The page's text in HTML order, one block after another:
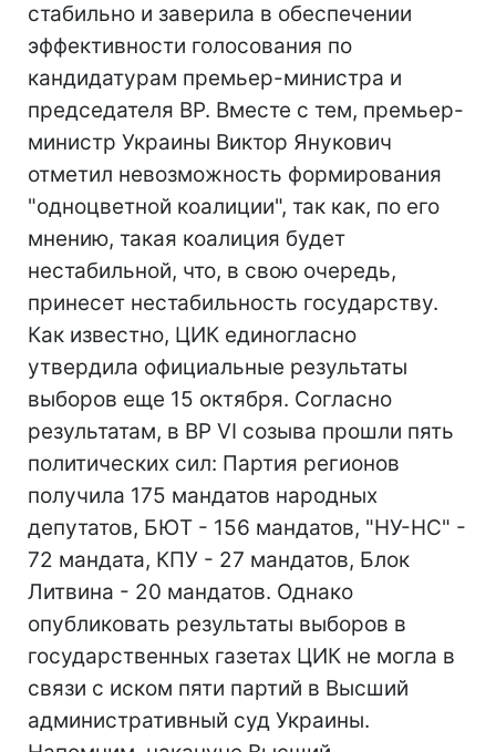
стабильно и заверила в обеспечении
эффективности голосования по
кандидатурам премьер-министра и
председателя ВР. Вместе с тем, премьер-
министр Украины Виктор Янукович
отметил невозможность формирования
"одноцветной коалиции", так как, по его
мнению, такая коалиция будет
нестабильной, что, в свою очередь,
принесет нестабильность государству.
Как известно, ЦИК единогласно
утвердила официальные результаты
выборов еще 15 октября. Согласно
результатам, в ВР VI созыва прошли пять
политических сил: Партия регионов
получила 175 мандатов народных
депутатов, БЮТ - 156 мандатов, "НУ-НС" -
72 мандата, КПУ - 27 мандатов, Блок
Литвина - 20 мандатов. Однако
опубликовать результаты выборов в
государственных газетах ЦИК не могла в
связи с иском пяти партий в Высший
административный суд Украины.